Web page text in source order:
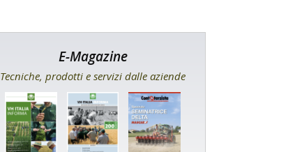
E-Magazine
Tecniche, prodotti e servizi dalle aziende